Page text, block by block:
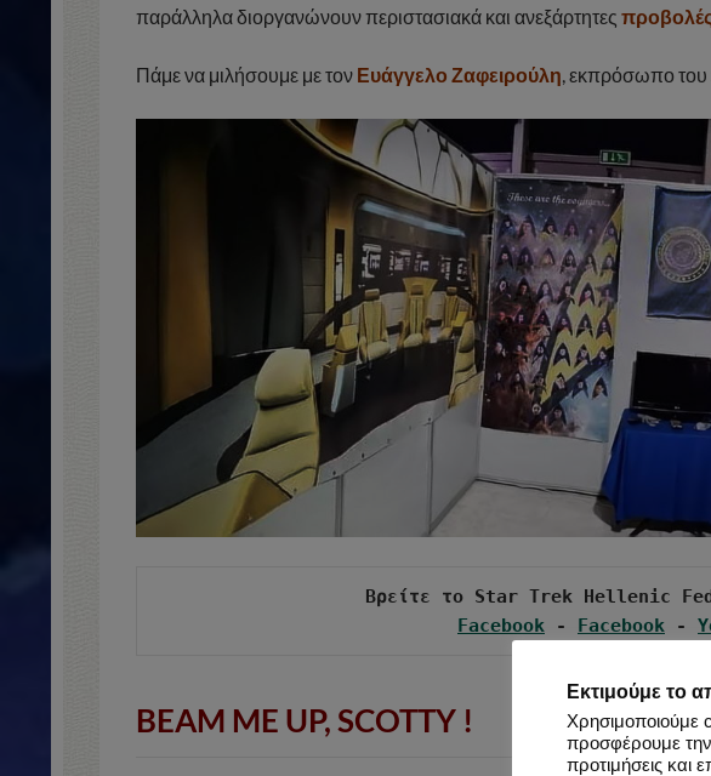
παράλληλα διοργανώνουν περιστασιακά και ανεξάρτητες προβολές
Πάμε να μιλήσουμε με τον Ευάγγελο Ζαφειρούλη, εκπρόσωπο του
Facebook - Facebook -
BEAM ME UP, SCOTTY!
Εκτιμούμε το
Χρησιμοποιούμε
προσφέρουμε την
προτιμήσεις και